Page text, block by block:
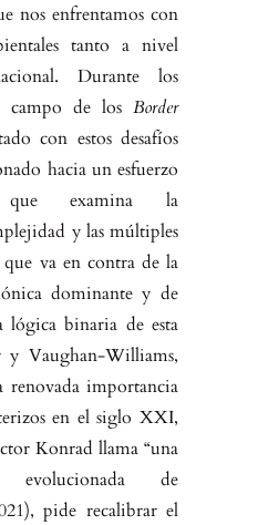
nos enfrentamos con
tanto a nivel
Durante los
campo de los Border
con estos desafíos
hacia un esfuerzo
que examina la
y las múltiples
que va en contra de la
dominante y de
lógica binaria de esta
y Vaughan-Williams,
renovada importancia
en el siglo XXI,
Konrad llama “una
de
pide recalibrar el